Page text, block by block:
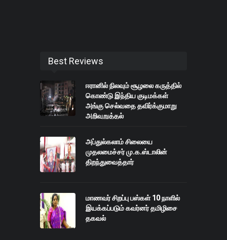
Best Reviews
ஈரானில் நிலவும் சூழலை கருத்தில்
கொண்டு இந்திய குடிமக்கள்
அங்கு செல்வதை தவிர்க்குமாறு
அறிவுறுத்தல்
அப்துல்கலாம் சிலையை
முதலமைச்சர் மு.க.ஸ்டாலின்
திறந்துவைத்தார்
மாணவர் சிறப்பு பஸ்கள் 10 நாளில்
இயக்கப்படும் கவர்னர் தமிழிசை
தகவல்